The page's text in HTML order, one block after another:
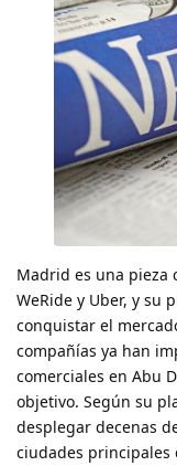
Madrid es una pieza
WeRide y Uber, y su
conquistar el
compañías ya han
comerciales en Abu
objetivo. Según su
desplegar decenas
ciudades principales